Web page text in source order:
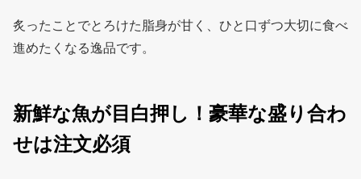
炙ったことでとろけた脂身が甘く、ひと口ずつ大切に食べ
進めたくなる逸品です。
新鮮な魚が目白押し！豪華な盛り合わ
せは注文必須